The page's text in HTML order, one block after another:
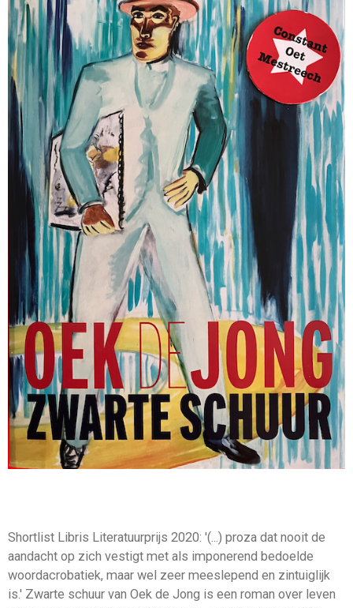
Shortlist Libris Literatuurprijs 2020: '(...) proza dat nooit de
aandacht op zich vestigt met als imponerend bedoelde
woordacrobatiek, maar wel zeer meeslepend en zintuiglijk
is.' Zwarte schuur van Oek de Jong is een roman over leven